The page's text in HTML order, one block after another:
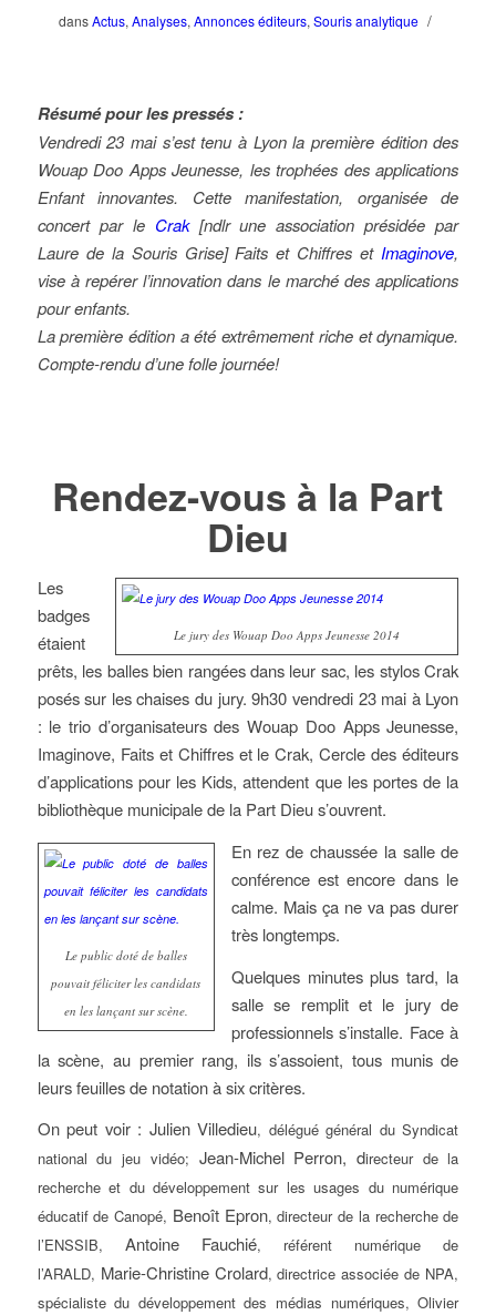
dansActus, Analyses, Annonces éditeurs, Souris analytique /
Résumé pour les pressés :
Vendredi 23 mai s’est tenu à Lyon la première édition des
Wouap Doo Apps Jeunesse, les trophées des applications
Enfant innovantes. Cette manifestation, organisée de
concert par le Crak [ndlr une association présidée par
Laure de la Souris Grise] Faits et Chiffres etImaginove,
vise à repérer l’innovation dans le marché des applications
pour enfants.
La première édition a été extrêmement riche et dynamique.
Compte-rendu d’une folle journée!
Rendez-vous à la Part
Dieu
Le jury des Wouap Doo Apps Jeunesse 2014
Les
badges
étaient
prêts, les balles bien rangées dans leur sac, les stylos Crak
posés sur les chaises du jury. 9h30 vendredi 23 mai à Lyon
: le trio d’organisateurs des Wouap Doo Apps Jeunesse,
Imaginove, Faits et Chiffres et le Crak, Cercle des éditeurs
d’applications pour les Kids, attendent que les portes de la
bibliothèque municipale de la Part Dieu s’ouvrent.
Le public doté de balles
pouvait féliciter les candidats
en les lançant sur scène.
En rez de chaussée la salle de
conférence est encore dans le
calme. Mais ça ne va pas durer
très longtemps.
Quelques minutes plus tard, la
salle se remplit et le jury de
professionnels s’installe. Face à
la scène, au premier rang, ils s’assoient, tous munis de
leurs feuilles de notation à six critères.
On peut voir : Julien Villedieu, délégué général du Syndicat
national du jeu vidéo; Jean-Michel Perron, directeur de la
recherche et du développement sur les usages du numérique
éducatif de Canopé, Benoît Epron, directeur de la recherche de
l’ENSSIB, Antoine Fauchié, référent numérique de
l’ARALD, Marie-Christine Crolard, directrice associée de NPA,
spécialiste du développement des médias numériques, Olivier